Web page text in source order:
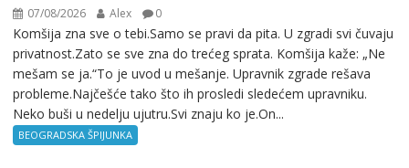
07/08/2026 Alex 0
Komšija zna sve o tebi.Samo se pravi da pita. U zgradi svi čuvaju
privatnost.Zato se sve zna do trećeg sprata. Komšija kaže: „Ne
mešam se ja.“To je uvod u mešanje. Upravnik zgrade rešava
probleme.Najčešće tako što ih prosledi sledećem upravniku.
Neko buši u nedelju ujutru.Svi znaju ko je.On...
BEOGRADSKA ŠPIJUNKA